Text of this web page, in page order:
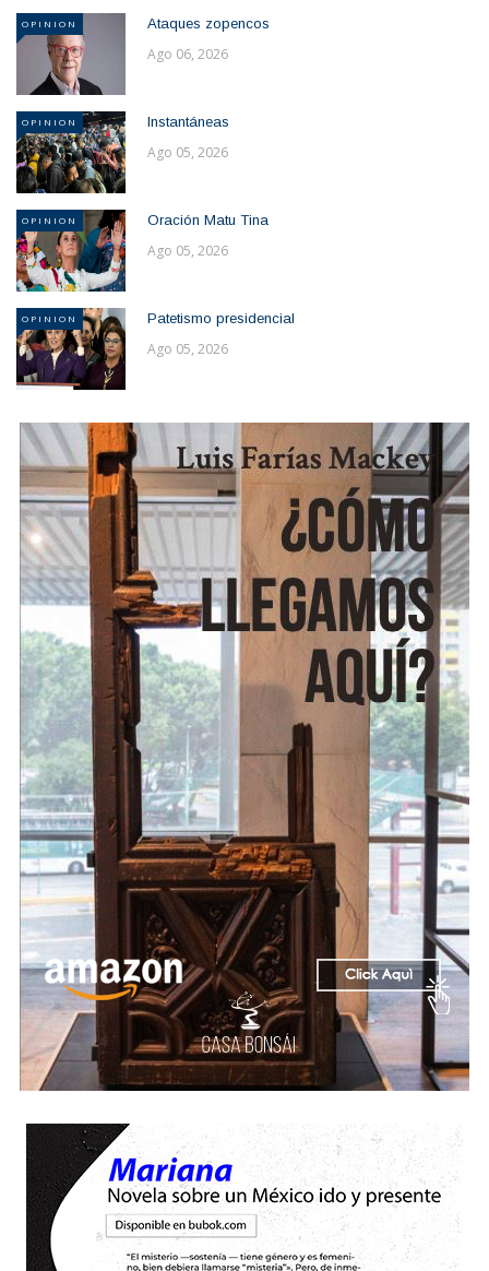
OPINION Ataques zopencos
Ago 06, 2026
OPINION Instantáneas
Ago 05, 2026
OPINION Oración Matu Tina
Ago 05, 2026
OPINION Patetismo presidencial
Ago 05, 2026